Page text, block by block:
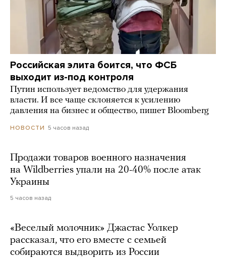
Российская элита боится, что ФСБ
выходит из-под контроля
Путин использует ведомство для удержания
власти. И все чаще склоняется к усилению
давления на бизнес и общество, пишет Bloomberg
НОВОСТИ 5 часов назад
Продажи товаров военного назначения
на Wildberries упали на 20-40% после атак
Украины
5 часов назад
«Веселый молочник» Джастас Уолкер
рассказал, что его вместе с семьей
собираются выдворить из России